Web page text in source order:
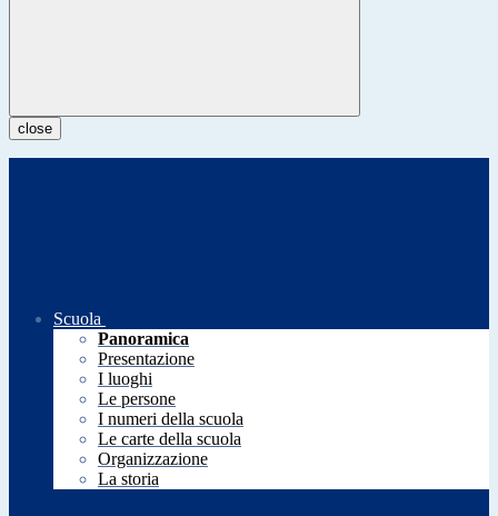
close
Scuola
Panoramica
Presentazione
I luoghi
Le persone
I numeri della scuola
Le carte della scuola
Organizzazione
La storia